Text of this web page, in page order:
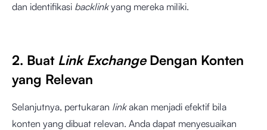
dan identifikasi backlinkyang mereka miliki.
2. Buat Link ExchangeDengan Konten
yang Relevan
Selanjutnya, pertukaran linkakan menjadi efektif bila
konten yang dibuat relevan. Anda dapat menyesuaikan